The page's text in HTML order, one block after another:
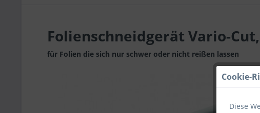
Folienschneidgerät Vario-
für Folien die sich nur schwer oder nicht reißen lassen
Cookie-
Diese